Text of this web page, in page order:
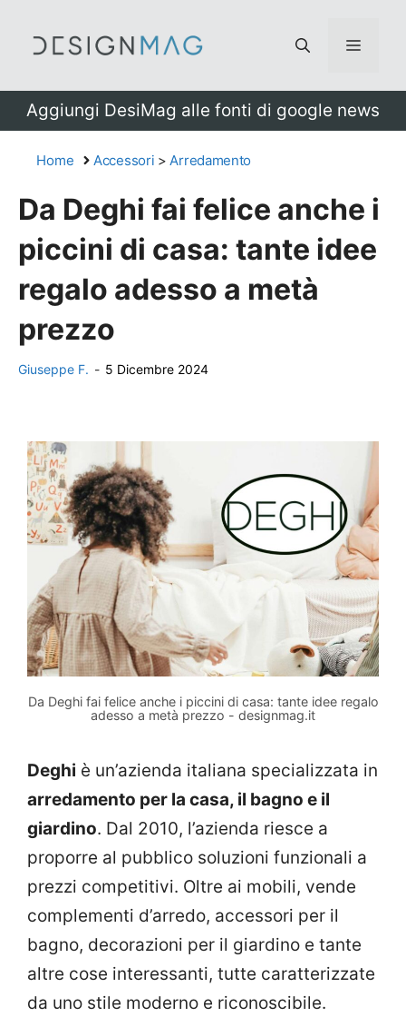
Menu
Aggiungi DesiMag alle fonti di google news
Home Accessori >Arredamento
Da Deghi fai felice anche i
piccini di casa: tante idee
regalo adesso a metà
prezzo
Giuseppe F. - 5 Dicembre 2024
Da Deghi fai felice anche i piccini di casa: tante idee regalo
adesso a metà prezzo - designmag.it
Deghi è un’azienda italiana specializzata in
arredamento per la casa, il bagno e il
giardino. Dal 2010, l’azienda riesce a
proporre al pubblico soluzioni funzionali a
prezzi competitivi. Oltre ai mobili, vende
complementi d’arredo, accessori per il
bagno, decorazioni per il giardino e tante
altre cose interessanti, tutte caratterizzate
da uno stile moderno e riconoscibile.